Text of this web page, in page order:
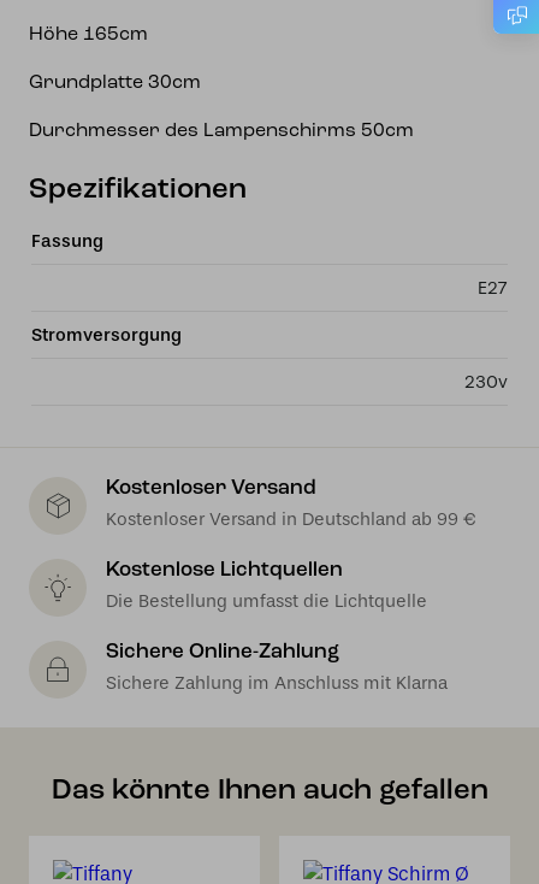
Höhe 165cm
Grundplatte 30cm
Durchmesser des Lampenschirms 50cm
Spezifikationen
Fassung
E27
Stromversorgung
230v
Kostenloser Versand
Kostenloser Versand in Deutschland ab 99 €
Kostenlose Lichtquellen
Die Bestellung umfasst die Lichtquelle
Sichere Online-Zahlung
Sichere Zahlung im Anschluss mit Klarna
Das könnte Ihnen auch gefallen